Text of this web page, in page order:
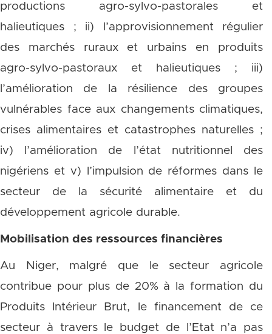
productions agro-sylvo-pastorales et
halieutiques ; ii) l’approvisionnement régulier
des marchés ruraux et urbains en produits
agro-sylvo-pastoraux et halieutiques ; iii)
l’amélioration de la résilience des groupes
vulnérables face aux changements climatiques,
crises alimentaires et catastrophes naturelles ;
iv) l’amélioration de l’état nutritionnel des
nigériens et v) l’impulsion de réformes dans le
secteur de la sécurité alimentaire et du
développement agricole durable.
Mobilisation des ressources financières
Au Niger, malgré que le secteur agricole
contribue pour plus de 20% à la formation du
Produits Intérieur Brut, le financement de ce
secteur à travers le budget de l’Etat n’a pas